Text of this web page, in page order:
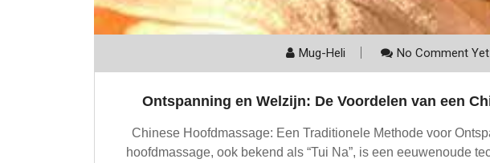
Mug-Heli No Comment Yet
Ontspanning en Welzijn: De Voordelen van een
Chinese Hoofdmassage: Een Traditionele Methode voor
hoofdmassage, ook bekend als “Tui Na”, is een eeuwenoude